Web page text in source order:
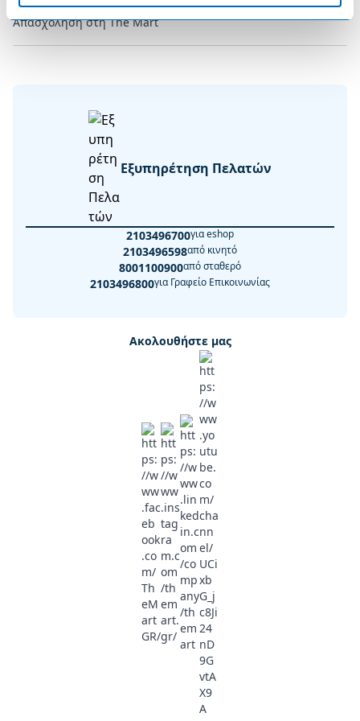
Απασχόληση στη The Mart
Εξυπηρέτηση Πελατών
2103496700για eshop
2103496598από κινητό
8001100900από σταθερό
2103496800για Γραφείο Επικοινωνίας
Ακολουθήστε μας